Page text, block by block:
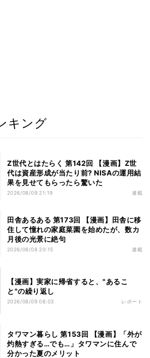
キング
Z世代とはたらく 第142回 【漫画】Z世
代は資産形成が当たり前? NISAの運用結
果を見せてもらったら驚いた
2026/08/09 21:19 連載
田舎あるある 第173回 【漫画】田舎に移
住して憧れの家庭菜園を始めたが、数カ
月後の光景に絶句
2026/08/08 20:15 連載
【漫画】実家に帰省すると、"あるこ
と"の繰り返し
2026/08/09 08:03 レポート
タワマン暮らし 第153回 【漫画】「外が
灼熱すぎる…でも…」タワマンに住んで
分かった夏のメリット